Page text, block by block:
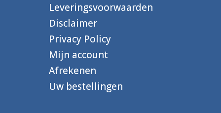
Leveringsvoorwaarden
Disclaimer
Privacy Policy
Mijn account
Afrekenen
Uw bestellingen